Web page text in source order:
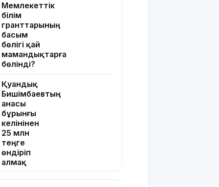
Мемлекеттік
білім
гранттарының
басым
бөлігі қай
мамандықтарға
бөлінді?
Қуандық
Бишімбаевтың
анасы
бұрынғы
келінінен
25 млн
теңге
өндіріп
алмақ